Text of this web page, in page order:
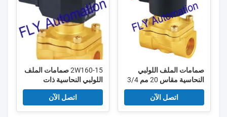
صمامات الملف اللولبي
النحاسية مقاس 20 مم 3/4
بوصة
اتصل الآن
2W160-15 صمامات الملف
اللولبي النحاسية ذات
الحجاب الحاجز UW-15
اتصل الآن